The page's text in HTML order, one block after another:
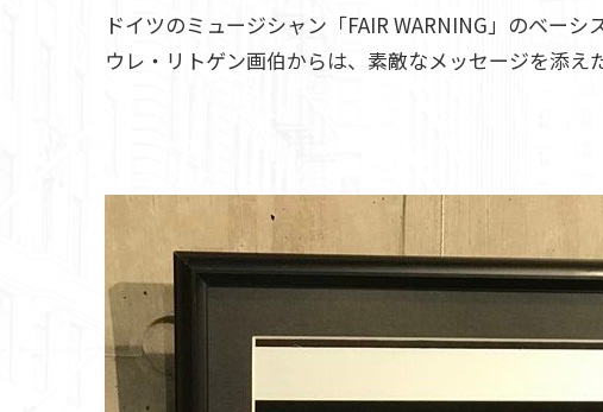
ドイツのミュージシャン「FAIR WARNING」のベー
ウレ・リトゲン画伯からは、素敵なメッセージを添え